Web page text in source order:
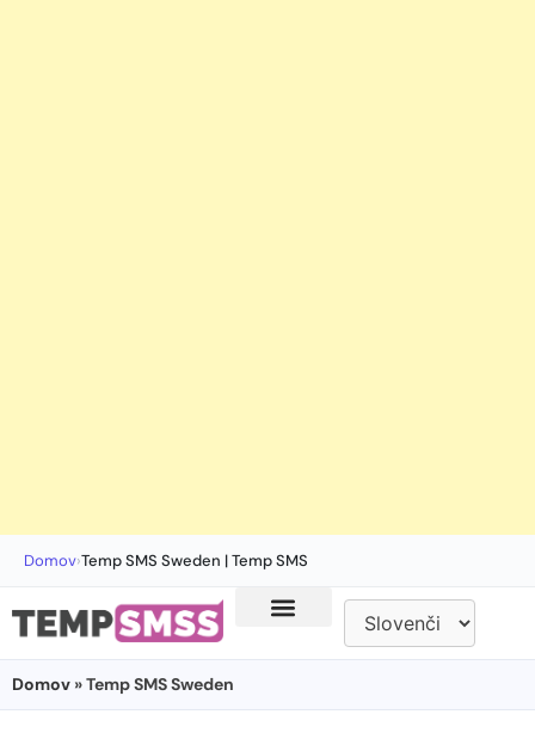
Domov›Temp SMS Sweden | Temp SMS
Domov » Temp SMS Sweden